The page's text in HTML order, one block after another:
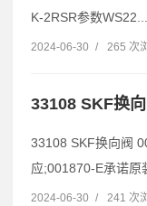
K-2RSR参数WS22...
2024-06-30 / 265 次
33108 SKF换
33108 SKF换向阀
应;001870-E承诺原
2024-06-30 / 241 次